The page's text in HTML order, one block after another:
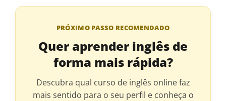
PRÓXIMO PASSO RECOMENDADO
Quer aprender inglês de
forma mais rápida?
Descubra qual curso de inglês online faz
mais sentido para o seu perfil e conheça o